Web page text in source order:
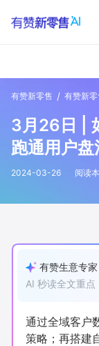
私域日历
有赞说案例拆解
有赞春季发布会
新零售私享会
有赞新零售 / 有赞新
3月26日 |
跑通用户
2024-03-26 阅读
有赞生意专家
AI 秒读全文重
通过全域客户
策略；再搭建